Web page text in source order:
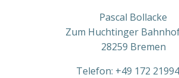
Pascal Bollacke
Zum Huchtinger
28259 Bremen
Telefon: +49 172